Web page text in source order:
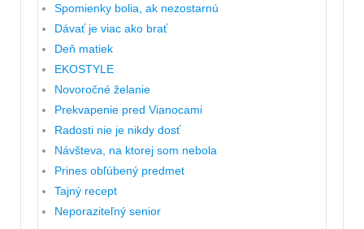
Spomienky bolia, ak nezostarnú
Dávať je viac ako brať
Deň matiek
EKOSTYLE
Novoročné želanie
Prekvapenie pred Vianocami
Radosti nie je nikdy dosť
Návšteva, na ktorej som nebola
Prines obľúbený predmet
Tajný recept
Neporaziteľný senior